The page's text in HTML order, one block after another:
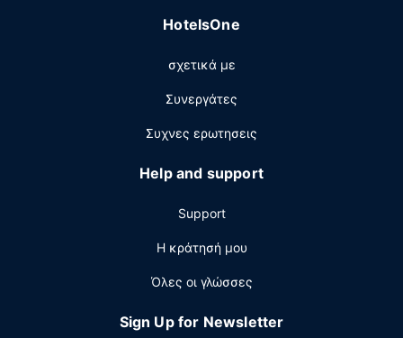
και να επωφεληθείτε από το room service. Με επιπλέον
μεταξύ 8:30 π.μ. - 10:30 π.μ..
επιχειρηματικό κέντρο, γρήγορο check-in και δωρεάν
εφημερίδες στο λόμπι. Θέλετε να οργανώσετε μια
εκδήλωση σε αυτήν την πόλη (Παλαζά); Αυτό το
μέτρα και περιλαμβάνει συνεδριακό χώρο και μια
αίθουσα συνεδριάσεων. Στους χώρους μας θα βρείτε
HotelsOne
σχετικά με
Συνεργάτες
Συχνες ερωτησεις
Help and support
Support
Η κράτησή μου
Όλες οι γλώσσες
Sign Up for Newsletter